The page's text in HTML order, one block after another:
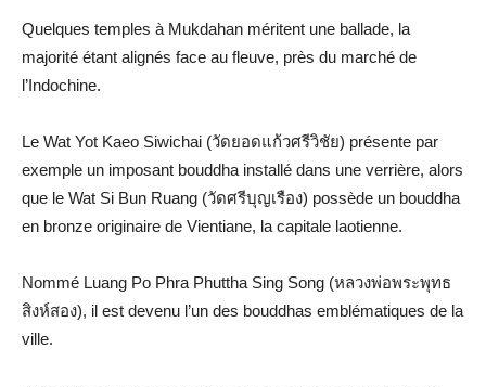
Quelques temples à Mukdahan méritent une ballade, la
majorité étant alignés face au fleuve, près du marché de
l’Indochine.
Le Wat Yot Kaeo Siwichai (วัดยอดแก้วศรีวิชัย) présente par
exemple un imposant bouddha installé dans une verrière, alors
que le Wat Si Bun Ruang (วัดศรีบุญเรือง) possède un bouddha
en bronze originaire de Vientiane, la capitale laotienne.
Nommé Luang Po Phra Phuttha Sing Song (หลวงพ่อพระพุทธ
สิงห์สอง), il est devenu l’un des bouddhas emblématiques de la
ville.